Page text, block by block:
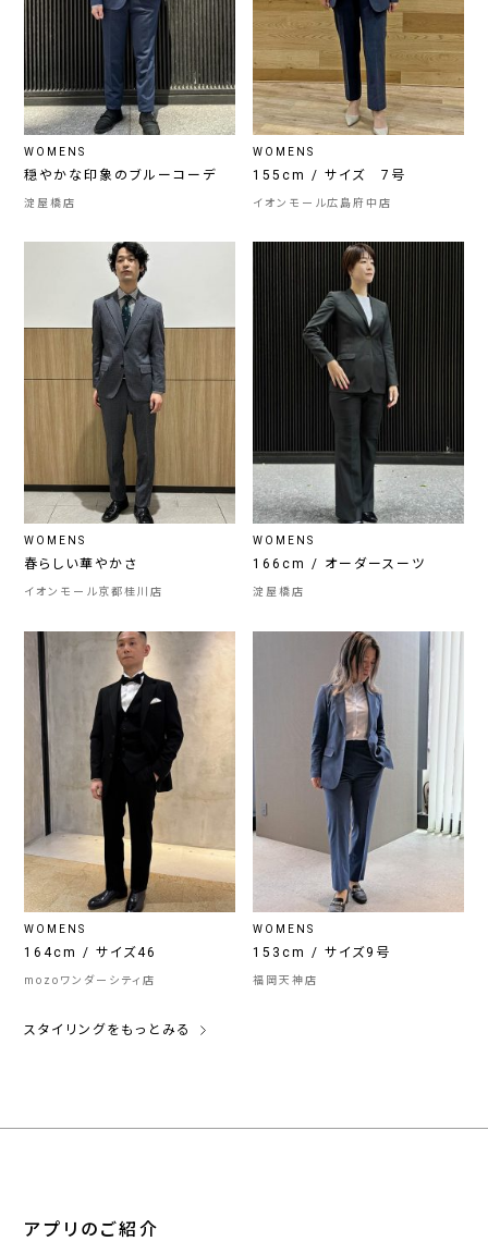
WOMENS
穏やかな印象のブルーコーデ
淀屋橋店
WOMENS
155cm / サイズ 7号
イオンモール広島府中店
WOMENS
春らしい華やかさ
イオンモール京都桂川店
WOMENS
166cm / オーダースーツ
淀屋橋店
WOMENS
164cm / サイズ46
mozoワンダーシティ店
WOMENS
153cm / サイズ9号
福岡天神店
スタイリングをもっとみる
アプリのご紹介